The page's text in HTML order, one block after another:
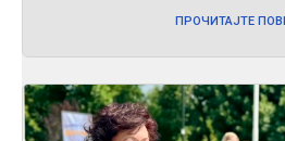
ПРОЧИТАЈТЕ